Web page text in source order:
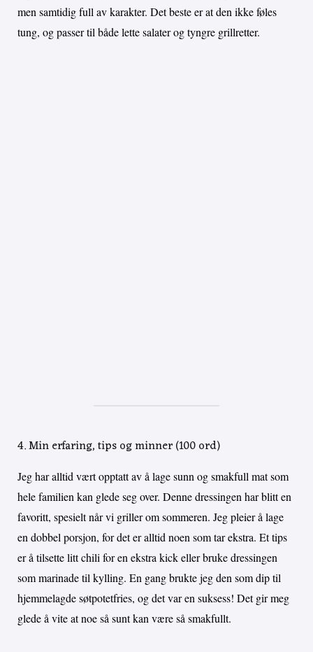
men samtidig full av karakter. Det beste er at den ikke føles
tung, og passer til både lette salater og tyngre grillretter.
4. Min erfaring, tips og minner (100 ord)
Jeg har alltid vært opptatt av å lage sunn og smakfull mat som
hele familien kan glede seg over. Denne dressingen har blitt en
favoritt, spesielt når vi griller om sommeren. Jeg pleier å lage
en dobbel porsjon, for det er alltid noen som tar ekstra. Et tips
er å tilsette litt chili for en ekstra kick eller bruke dressingen
som marinade til kylling. En gang brukte jeg den som dip til
hjemmelagde søtpotetfries, og det var en suksess! Det gir meg
glede å vite at noe så sunt kan være så smakfullt.